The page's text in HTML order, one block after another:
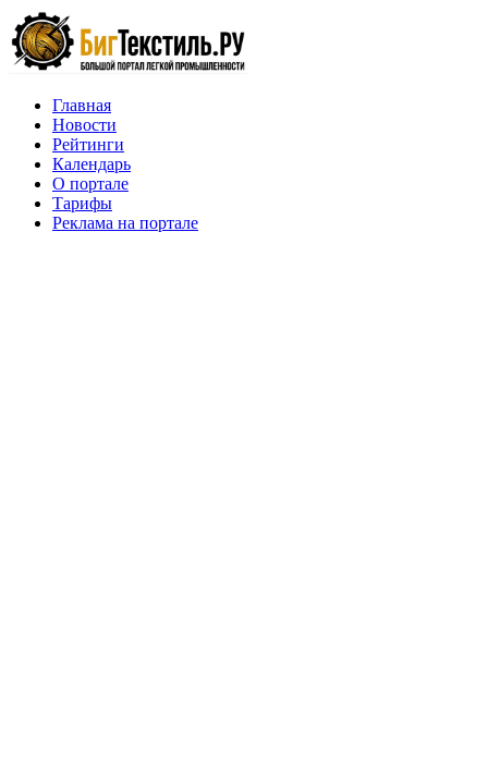
Главная
Новости
Рейтинги
Календарь
О портале
Тарифы
Реклама на портале